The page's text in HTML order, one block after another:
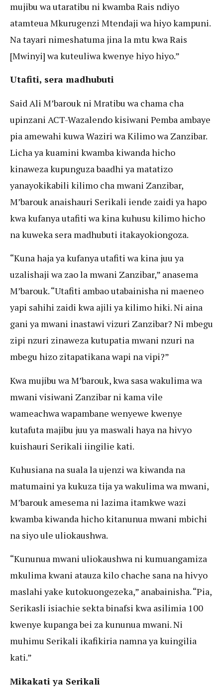
mujibu wa utaratibu ni kwamba Rais ndiyo
atamteua Mkurugenzi Mtendaji wa hiyo kampuni.
Na tayari nimeshatuma jina la mtu kwa Rais
[Mwinyi] wa kuteuliwa kwenye hiyo hiyo.”
Utafiti, sera madhubuti
Said Ali M’barouk ni Mratibu wa chama cha
upinzani ACT-Wazalendo kisiwani Pemba ambaye
pia amewahi kuwa Waziri wa Kilimo wa Zanzibar.
Licha ya kuamini kwamba kiwanda hicho
kinaweza kupunguza baadhi ya matatizo
yanayokikabili kilimo cha mwani Zanzibar,
M’barouk anaishauri Serikali iende zaidi ya hapo
kwa kufanya utafiti wa kina kuhusu kilimo hicho
na kuweka sera madhubuti itakayokiongoza.
“Kuna haja ya kufanya utafiti wa kina juu ya
uzalishaji wa zao la mwani Zanzibar,” anasema
M’barouk. “Utafiti ambao utabainisha ni maeneo
yapi sahihi zaidi kwa ajili ya kilimo hiki. Ni aina
gani ya mwani inastawi vizuri Zanzibar? Ni mbegu
zipi nzuri zinaweza kutupatia mwani nzuri na
mbegu hizo zitapatikana wapi na vipi?”
Kwa mujibu wa M’barouk, kwa sasa wakulima wa
mwani visiwani Zanzibar ni kama vile
wameachwa wapambane wenyewe kwenye
kutafuta majibu juu ya maswali haya na hivyo
kuishauri Serikali iingilie kati.
Kuhusiana na suala la ujenzi wa kiwanda na
matumaini ya kukuza tija ya wakulima wa mwani,
M’barouk amesema ni lazima itamkwe wazi
kwamba kiwanda hicho kitanunua mwani mbichi
na siyo ule uliokaushwa.
“Kununua mwani uliokaushwa ni kumuangamiza
mkulima kwani atauza kilo chache sana na hivyo
maslahi yake kutokuongezeka,” anabainisha. “Pia,
Serikasli isiachie sekta binafsi kwa asilimia 100
kwenye kupanga bei za kununua mwani. Ni
muhimu Serikali ikafikiria namna ya kuingilia
kati.”
Mikakati ya Serikali